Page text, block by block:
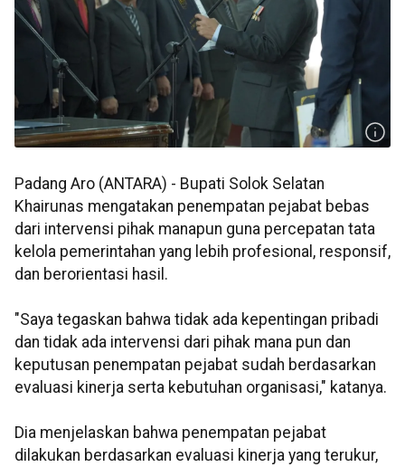
Padang Aro (ANTARA) - Bupati Solok Selatan
Khairunas mengatakan penempatan pejabat bebas
dari intervensi pihak manapun guna percepatan tata
kelola pemerintahan yang lebih profesional, responsif,
dan berorientasi hasil.
"Saya tegaskan bahwa tidak ada kepentingan pribadi
dan tidak ada intervensi dari pihak mana pun dan
keputusan penempatan pejabat sudah berdasarkan
evaluasi kinerja serta kebutuhan organisasi," katanya.
Dia menjelaskan bahwa penempatan pejabat
dilakukan berdasarkan evaluasi kinerja yang terukur,